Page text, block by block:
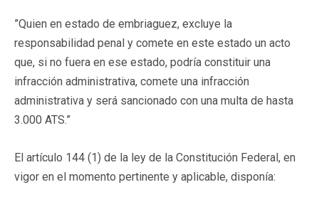
”Quien en estado de embriaguez, excluye la
responsabilidad penal y comete en este estado un acto
que, si no fuera en ese estado, podría constituir una
infracción administrativa, comete una infracción
administrativa y será sancionado con una multa de hasta
3.000 ATS.”
El artículo 144 (1) de la ley de la Constitución Federal, en
vigor en el momento pertinente y aplicable, disponía: